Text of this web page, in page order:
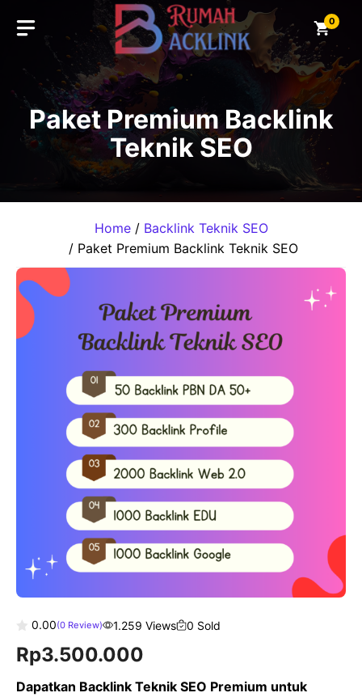
0
Paket Premium Backlink
Teknik SEO
Home/ Backlink Teknik SEO
/ Paket Premium Backlink Teknik SEO
o
u
o
0.00(0Review) 1.259 Views 0 Sold
Rp3.500.000
Dapatkan Backlink Teknik SEO Premium untuk